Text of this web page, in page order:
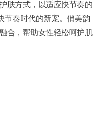
肤方式，以适应快节奏的
节奏时代的新宠。俏美韵
合，帮助女性轻松呵护肌